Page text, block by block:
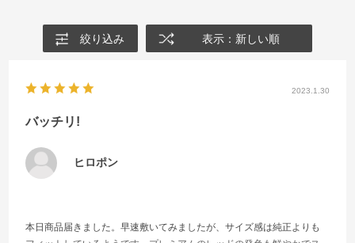
絞り込み 表示：新しい順
2023.1.30
バッチリ!
ヒロポン
本日商品届きました。早速敷いてみましたが、サイズ感は純正よりも